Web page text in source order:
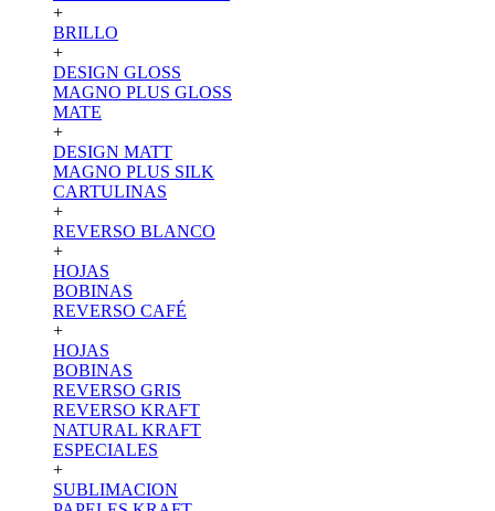
+
BRILLO
+
DESIGN GLOSS
MAGNO PLUS GLOSS
MATE
+
DESIGN MATT
MAGNO PLUS SILK
CARTULINAS
+
REVERSO BLANCO
+
HOJAS
BOBINAS
REVERSO CAFÉ
+
HOJAS
BOBINAS
REVERSO GRIS
REVERSO KRAFT
NATURAL KRAFT
ESPECIALES
+
SUBLIMACION